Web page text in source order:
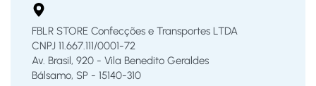
FBLR STORE Confecções e Transportes LTDA
CNPJ 11.667.111/0001-72
Av. Brasil, 920 - Vila Benedito Geraldes
Bálsamo, SP - 15140-310